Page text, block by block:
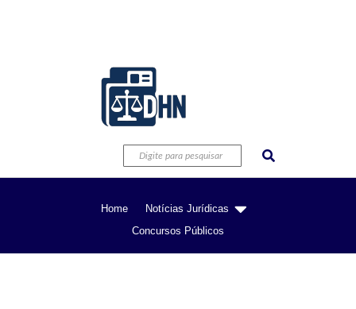
Home
Notícias Jurídicas
Concursos Públicos